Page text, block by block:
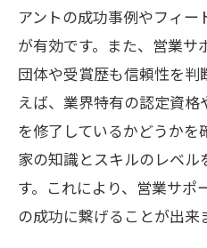
アントの成功事例やフィ
が有効です。また、営業サ
団体や受賞歴も信頼性を判
えば、業界特有の認定資
を修了しているかどうかを
家の知識とスキルのレベル
す。これにより、営業サポ
の成功に繋げることが出来